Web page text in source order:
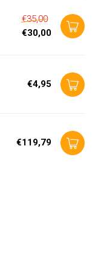
€35,00
€30,00
€4,95
€119,79